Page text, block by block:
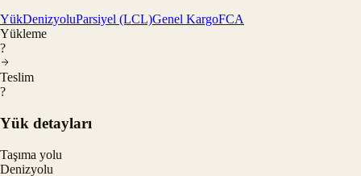
YükDenizyoluParsiyel (LCL)Genel KargoFCA
Yükleme
?
Teslim
?
Yük detayları
Taşıma yolu
Denizyolu